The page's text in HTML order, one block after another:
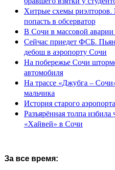
Хитрые схемы
попасть в обсерватор
В Сочи в массовой аварии
Сейчас приедет ФСБ.
дебош в аэропорту Сочи
На побережье Сочи
автомобиля
На трассе «Джубга –
мальчика
История старого
Разъярённая толпа
«Хайвей» в Сочи
За все время: